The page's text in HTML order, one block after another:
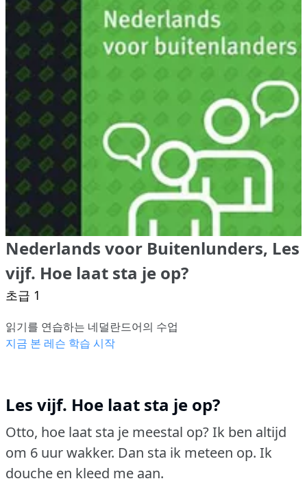
Nederlands voor Buitenlunders, Les
vijf. Hoe laat sta je op?
초급 1
읽기를 연습하는 네덜란드어의 수업
지금 본 레슨 학습 시작
Les vijf. Hoe laat sta je op?
Otto, hoe laat sta je meestal op?Ik ben altijd
om 6 uur wakker. Dan sta ik meteen op. Ik
douche en kleed me aan.